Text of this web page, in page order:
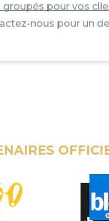
groupés pour vos
nous pour un